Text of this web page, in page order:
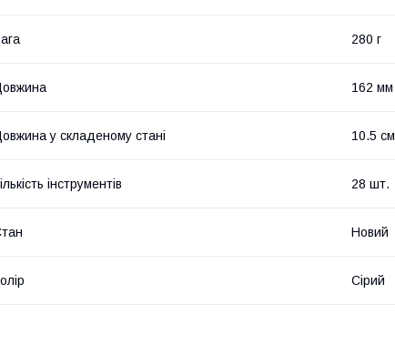
280 г
162 мм
у складеному стані 10.5 см
інструментів 28 шт.
Новий
Сірий